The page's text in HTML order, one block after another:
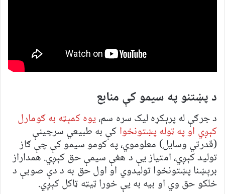
د پښتنو په سیمو کې منابع
د جرګې له پرېکړه لیک سره سم،یوه کمېټه به ګومارل
کېږي او په ټوله پښتونخوا کې به طبیعي سرچینې
(قدرتي وسایل) معلوموي، په کومو سیمو کې چې ګاز
تولید کېږي، امتیاز یې د هغې سیمې حق کېږي. همداراز
برېښنا پښتونخوا تولیدوي او اول حق به د دې صوبې د
خلکو حق وي او بیه به یې خورا ټیټه ټاکل کېږي.